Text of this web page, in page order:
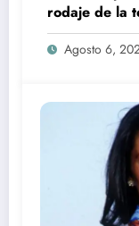
rodaje de la
Agosto 6,